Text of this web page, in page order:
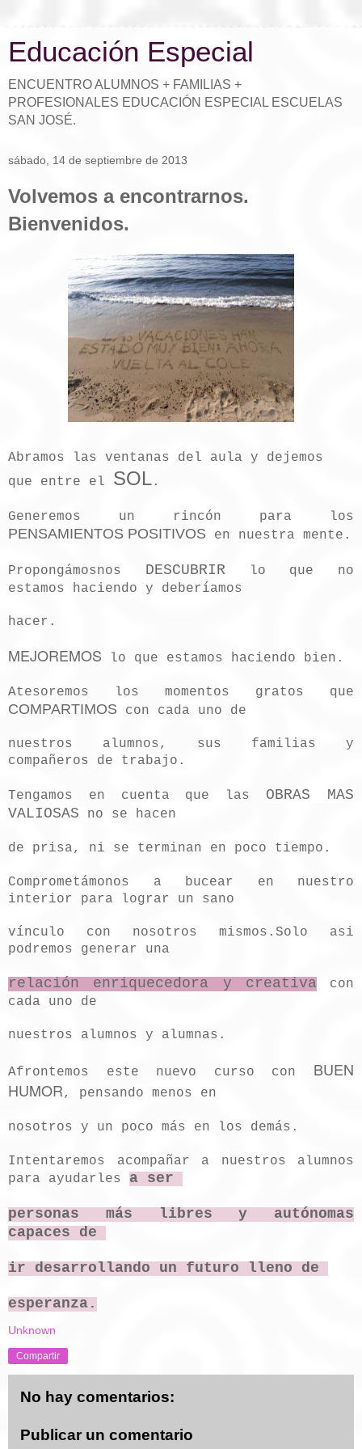
Educación Especial
ENCUENTRO ALUMNOS + FAMILIAS +
PROFESIONALES EDUCACIÓN ESPECIAL ESCUELAS
SAN JOSÉ.
sábado, 14 de septiembre de 2013
Volvemos a encontrarnos.
Bienvenidos.
Abramos las ventanas del aula y dejemos
que entre el SOL .
Generemos un rincón para los
PENSAMIENTOS POSITIVOS en nuestra mente.
Propongámosnos DESCUBRIR lo que no
estamos haciendo y deberíamos
hacer.
MEJOREMOS lo que estamos haciendo bien.
Atesoremos los momentos gratos que
COMPARTIMOS con cada uno de
nuestros alumnos, sus familias y
compañeros de trabajo.
Tengamos en cuenta que las OBRAS MAS
VALIOSAS
no se hacen
de prisa, ni se terminan en poco tiempo.
Comprometámonos a bucear en nuestro
interior para lograr un sano
vínculo con nosotros mismos.Solo asi
podremos generar una
relación enriquecedora y creativa con
cada uno de
nuestros alumnos y alumnas.
Afrontemos este nuevo curso con BUEN
HUMOR, pensando menos en
nosotros y un poco más en los demás.
Intentaremos acompañar a nuestros alumnos
para ayudarles a ser
personas más libres y autónomas
capaces de
ir desarrollando un futuro lleno de
esperanza.
Unknown
Compartir
No hay comentarios:
Publicar un comentario